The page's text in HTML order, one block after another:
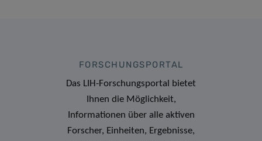
FORSCHUNGSPORTAL
Das LIH-Forschungsportal bietet
Ihnen die Möglichkeit,
Informationen über alle aktiven
Forscher, Einheiten, Ergebnisse,